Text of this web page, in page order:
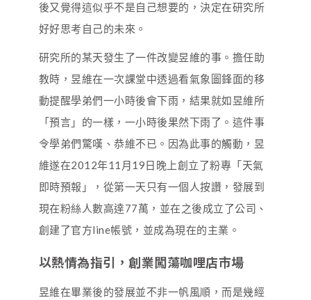
後又覺得這似乎不是自己想要的，決定在研究所
好好思考自己的未來。
研究所的某天發生了一件改變昱維的事。擔任助
教時，昱維在一次課堂中透過看氣象圖鋒面的移
動提醒學弟們一小時後會下雨，結果就如昱維所
「預言」的一樣，一小時後果然下雨了。這件事
令學弟們驚嘆、恭維不已。因為此事的觸動，昱
維遂在2012年11月19日晚上創立了粉專「天氣
即時預報」，從第一天只有一個人按讚，發展到
現在粉絲人數高達77萬，並在之後成立了公司、
創建了官方line帳號，並成為現在的主業。
以熱情為指引，創業闖蕩咖哩店市場
昱維在畢業後的發展並不非一帆風順，而是幾經